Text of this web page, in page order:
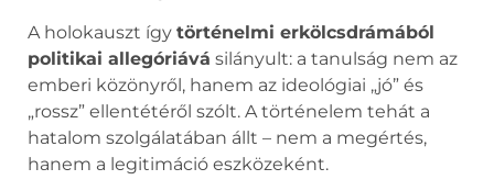
A holokauszt így történelmi erkölcsdrámából
politikai allegóriává silányult: a tanulság nem az
emberi közönyről, hanem az ideológiai „jó” és
„rossz” ellentétéről szólt. A történelem tehát a
hatalom szolgálatában állt – nem a megértés,
hanem a legitimáció eszközeként.